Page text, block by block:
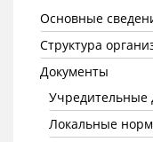
Основные
Структура
Документы
Учредительные
Локальные